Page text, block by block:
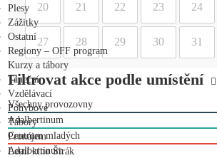
Plesy
Zážitky
Ostatní
Regiony – OFF program
Kurzy a tábory
Taneční
Vzdělávací
Pohybové
Tábory
Pronájem
Adalbertinum
20 21 22 23 24
27 28 29 30 31
Filtrovat akce podle umístění
Všechny provozovny
Adalbertinum
Centrum mladých
Letní kino Širák